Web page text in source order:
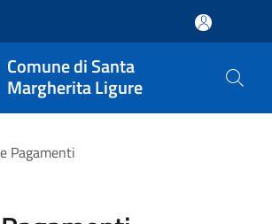
Comune di Santa
Margherita Ligure
Pagamenti